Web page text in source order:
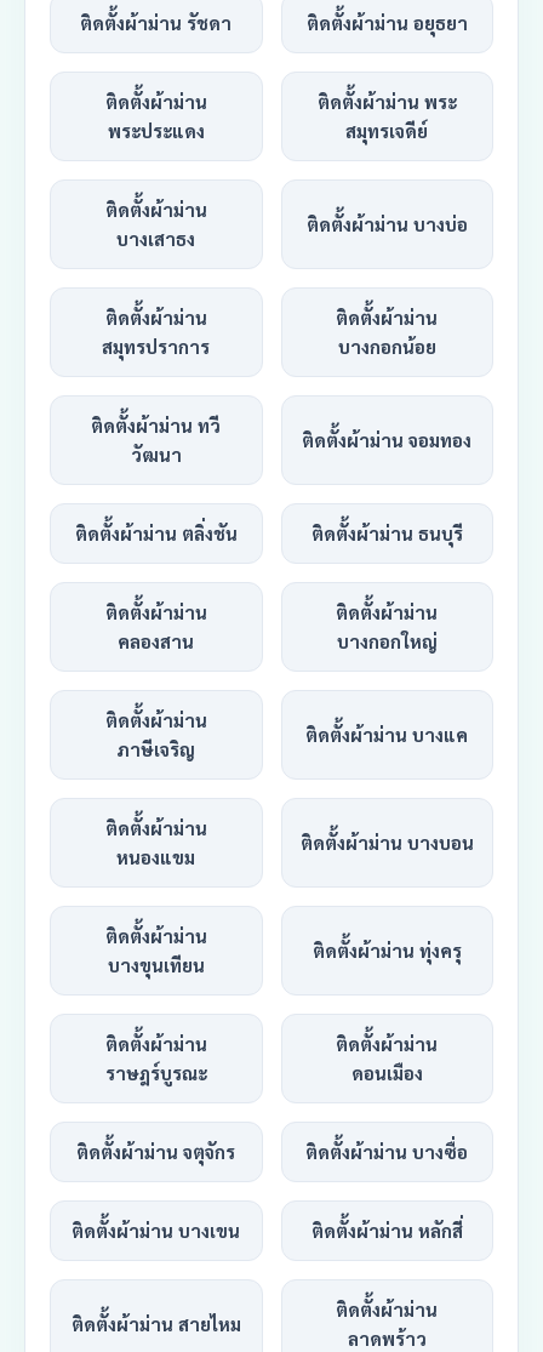
ติดตั้งผ้าม่าน รัชดา ติดตั้งผ้าม่าน อยุธยา
ติดตั้งผ้าม่าน
พระประแดง
ติดตั้งผ้าม่าน พระ
สมุทรเจดีย์
ติดตั้งผ้าม่าน
บางเสาธง
ติดตั้งผ้าม่าน บางบ่อ
ติดตั้งผ้าม่าน
สมุทรปราการ
ติดตั้งผ้าม่าน
บางกอกน้อย
ติดตั้งผ้าม่าน ทวี
วัฒนา
ติดตั้งผ้าม่าน จอมทอง
ติดตั้งผ้าม่าน ตลิ่งชัน ติดตั้งผ้าม่าน ธนบุรี
ติดตั้งผ้าม่าน
คลองสาน
ติดตั้งผ้าม่าน
บางกอกใหญ่
ติดตั้งผ้าม่าน
ภาษีเจริญ
ติดตั้งผ้าม่าน บางแค
ติดตั้งผ้าม่าน
หนองแขม
ติดตั้งผ้าม่าน บางบอน
ติดตั้งผ้าม่าน
บางขุนเทียน
ติดตั้งผ้าม่าน ทุ่งครุ
ติดตั้งผ้าม่าน
ราษฎร์บูรณะ
ติดตั้งผ้าม่าน
ดอนเมือง
ติดตั้งผ้าม่าน จตุจักร ติดตั้งผ้าม่าน บางซื่อ
ติดตั้งผ้าม่าน บางเขน ติดตั้งผ้าม่าน หลักสี่
ติดตั้งผ้าม่าน สายไหม
ติดตั้งผ้าม่าน
ลาดพร้าว